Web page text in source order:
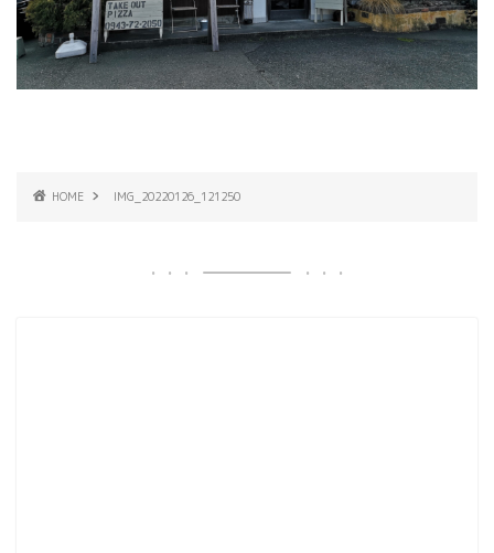
HOME IMG_20220126_121250